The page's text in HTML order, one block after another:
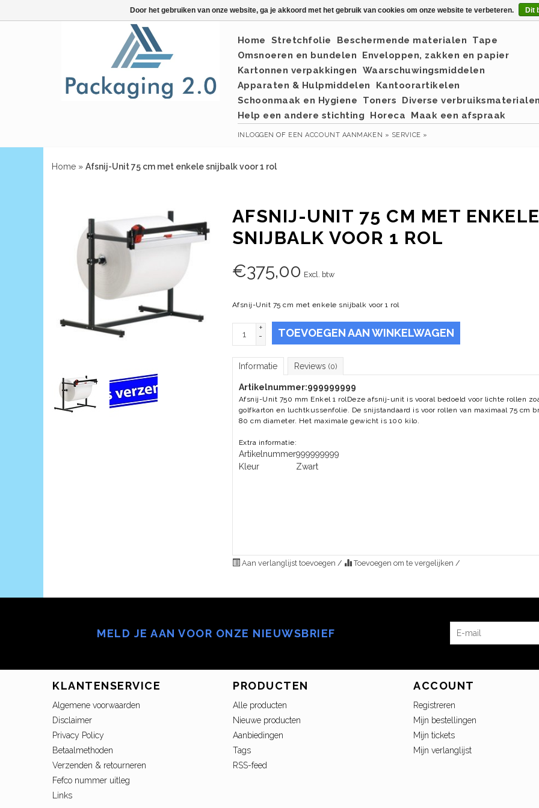
Home Stretchfolie Beschermende materialen
Tape
Omsnoeren en bundelen
Enveloppen, zakken en papier
Kartonnen verpakkingen
Waarschuwingsmiddelen
Apparaten & Hulpmiddelen
Kantoorartikelen
Schoonmaak en Hygiene
Toners
Diverse verbruiksmaterialen
Help een andere stichting
Horeca Maak een afspraak
INLOGGEN OF EEN ACCOUNT AANMAKEN » SERVICE »
Home » Afsnij-Unit 75 cm met enkele snijbalk voor 1 rol
AFSNIJ-UNIT 75 CM MET ENKELE
SNIJBALK VOOR 1 ROL
€375,00 Excl. btw
Afsnij-Unit 75 cm met enkele snijbalk voor 1 rol
+
-
TOEVOEGEN AAN WINKELWAGEN
Informatie Reviews (0)
Artikelnummer:999999999
Afsnij-Unit 750 mm Enkel 1 rolDeze afsnij-unit is vooral bedoeld voor lichte rollen
golfkarton en luchtkussenfolie. De snijstandaard is voor rollen van maximaal 75 cm
80 cm diameter. Het maximale gewicht is 100 kilo.
Extra informatie:
Artikelnummer999999999
Kleur
Zwart
Aan verlanglijst toevoegen / Toevoegen om te vergelijken /
MELD JE AAN VOOR ONZE NIEUWSBRIEF
KLANTENSERVICE
Algemene voorwaarden
Disclaimer
Privacy Policy
Betaalmethoden
Verzenden & retourneren
Fefco nummer uitleg
Links
PRODUCTEN
Alle producten
Nieuwe producten
Aanbiedingen
Tags
RSS-feed
ACCOUNT
Registreren
Mijn bestellingen
Mijn tickets
Mijn verlanglijst
Door het gebruiken van onze website, ga je akkoord met het gebruik van cookies om onze website te verbeteren. Dit